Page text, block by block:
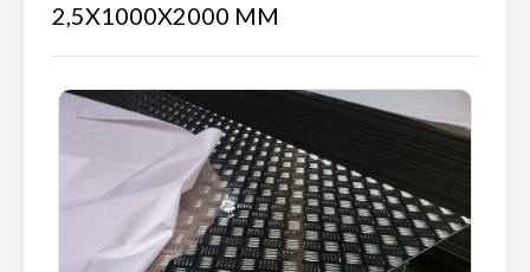
2,5X1000X2000 MM